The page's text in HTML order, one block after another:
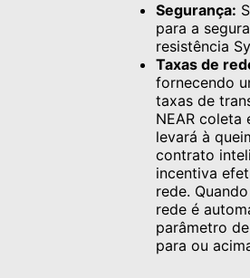
Segurança:
para a
resistência
Taxas de
fornecendo
taxas de
NEAR coleta
levará à
contrato
incentiva
rede.
rede é
parâmetro
para ou